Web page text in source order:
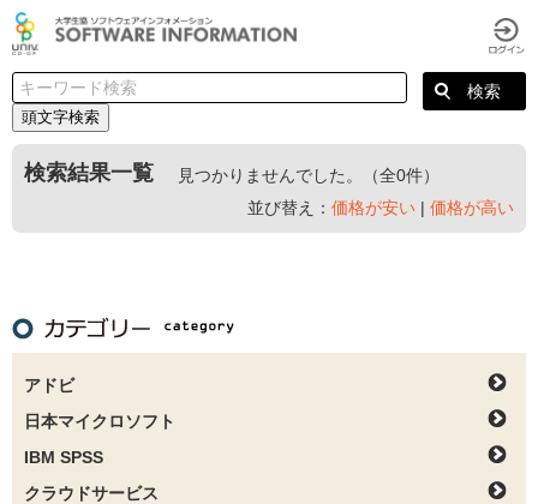
頭文字検索
検索結果一覧
見つかりませんでした。（全0件）
並び替え： 価格が安い | 価格が高い
アドビ
日本マイクロソフト
IBM SPSS
クラウドサービス